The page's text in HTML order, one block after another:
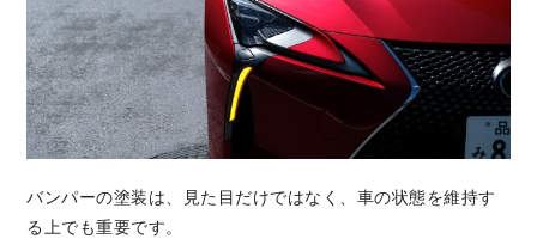
バンパーの塗装は、見た目だけではなく、車の状態を維持す
る上でも重要です。